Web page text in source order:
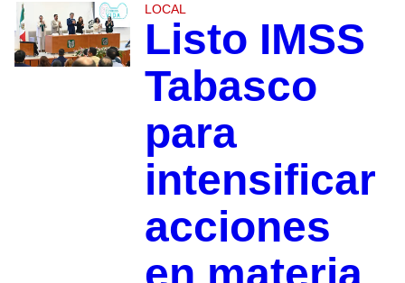
LOCAL
Listo IMSS
Tabasco
para
intensificar
acciones
en materia